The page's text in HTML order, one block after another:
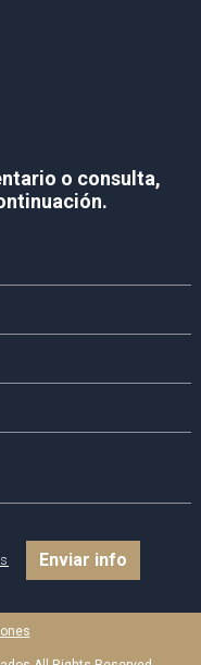
o consulta,
Enviar info